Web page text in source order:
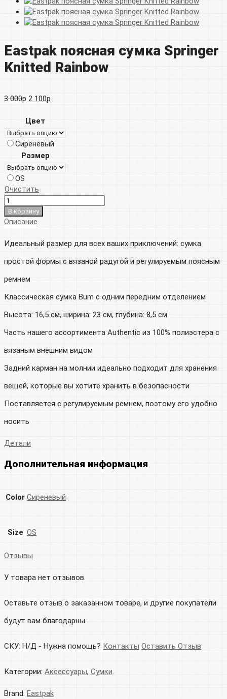
Eastpak поясная сумка Springer
Knitted Rainbow
3 000р Первоначальная
цена
составляла
000р.
2 100р
2
Цвет
Сиреневый
Размер
OS
Очистить
В корзину
Описание
Идеальный размер для всех ваших приключений: сумка
простой формы с вязаной радугой и регулируемым поясным
ремнем
Классическая сумка Bum с одним передним отделением
Высота: 16,5 см, ширина: 23 см, глубина: 8,5 см
Часть нашего ассортимента Authentic из 100% полиэстера с
вязаным внешним видом
Задний карман на молнии идеально подходит для хранения
вещей, которые вы хотите хранить в безопасности
Поставляется с регулируемым ремнем, поэтому его удобно
носить
Детали
Дополнительная информация
Color Сиреневый
Size OS
Отзывы
У товара нет отзывов.
Оставьте отзыв о заказанном товаре, и другие покупатели
будут вам благодарны.
СКУ: Н/Д - Нужна помощь? Контакты Оставить Отзыв
Категории: Аксессуары, Сумки.
Brand: Eastpak